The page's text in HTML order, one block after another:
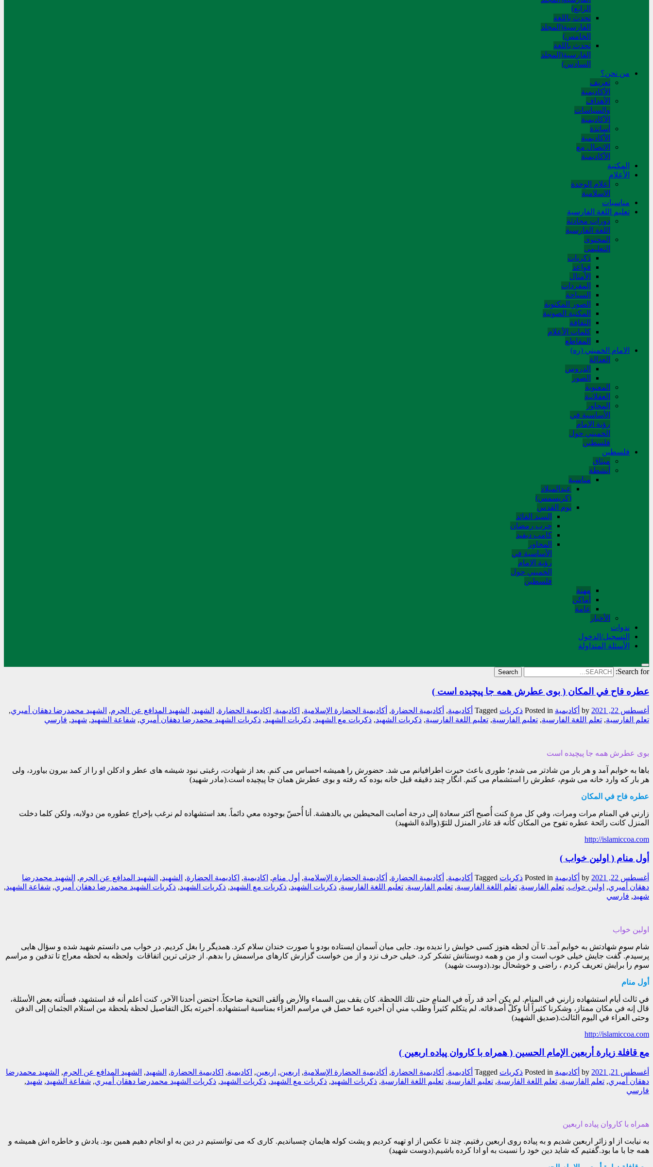
الرابع)
تحدث باللغة
الفارسية(المجلد
الخامس)
تحدث باللغة
الفارسية(المجلد
السادس)
من نحن؟
تعريف
الأكاديمية
الأهداف
والسياسات
الأكاديمية
أساتذة
الأكاديمية
الاتصال مع
الأكاديمية
المکتبة
الأعلام
أعلام الوحدة
الاسلامية
مناسبات
تعلیم اللغة الفارسیة
دورات محادثة
اللغة الفارسیة
المحتوی
التعلیمی
ذکریات
قواعد
الأمثال
المفردات
السیاحة
الصور المکتوبة
المکتبة الصوتیة
الثقافة
کلمات الأعلام
المقاطع
الامام الخميني (ره)
العدالة
الدروس
الصور
المعنوية
العقلانية
المحاور
الأساسیة في
رؤیة الإمام
الخمیني حول
فلسطین
فلسطین
میثاق
أنشطة
مناسبة
عیدالمیلاد
(کریسمس)
یوم القدس
السید القائد
حرب رمضان
کامب دیفید
المحاور
الأساسية في
رؤية الإمام
الخميني حول
فلسطین
مهنة
أماکن
عامة
الأخبار
ندوات
التسجیل/الدخول
الأسئلة المتداولة
Search for:
عطره فاح في المكان ( بوی عطرش همه جا پیچیده است )
أغسطس 22, 2021 أکادیمیة Posted in ذکریات Tagged أكاديمية, أكاديمية الحضارة, أكاديمية الحضارة الإسلامية, اكاديمية, اكاديمية الحضارة, الشهيد, الشهيد المدافع عن الحرم, الشهيد محمدرضا دهقان أميري,
تعلم الفارسية, تعلم اللغة الفارسية, تعليم الفارسية, تعليم اللغة الفارسية, ذكريات الشهيد, ذكريات مع الشهيد, ذکريات الشهيد, ذکريات الشهيد محمدرضا دهقان أميري, شفاعة الشهيد, شهيد, فارسي
بوی عطرش همه جا پیچیده است
باها به خوابم آمد و هر بار من شادتر می شدم؛ طوری باعث حیرت اطرافیانم می شد. حضورش را همیشه احساس می کنم. بعد از شهادت، رغبتی نبود شیشه های عطر و ادکلن او را از کمد بیرون بیاورد، ولی
هر بار که وارد خانه می شوم، عطرش را استشمام می کنم. انگار چند دقیقه قبل خانه بوده که رفته و بوی عطرش همان جا پیچیده است.(مادر شهید)
عطره فاح في المكان
زارني في المنام مرات ومرات، وفي كل مرة كنت أُصبح أكثر سعادة إلى درجة أصابت المحيطين بي بالدهشة. أنا أُحسّ بوجوده معي دائماً. بعد استشهاده لم نرغب بإخراج عطوره من دولابه، ولكن كلما دخلت
المنزل كانت رائحة عطره تفوح من المكان كأنه قد غادر المنزل للتوّ.(والدة الشهيد)
http://islamiccoa.com
أول منام ( اولین خواب )
أغسطس 22, 2021 أکادیمیة Posted in ذکریات Tagged أكاديمية, أكاديمية الحضارة, أكاديمية الحضارة الإسلامية, أول منام, اكاديمية, اكاديمية الحضارة, الشهيد, الشهيد المدافع عن الحرم, الشهيد محمدرضا
دهقان أميري, اولين خواب, تعلم الفارسية, تعلم اللغة الفارسية, تعليم الفارسية, تعليم اللغة الفارسية, ذكريات الشهيد, ذكريات مع الشهيد, ذکريات الشهيد, ذکريات الشهيد محمدرضا دهقان أميري, شفاعة الشهيد,
شهيد, فارسي
اولین خواب
شام سوم شهادتش به خوابم آمد. تا آن لحظه هنوز کسی خوابش را ندیده بود. جایی میان آسمان ایستاده بودو با صورت خندان سلام کرد. همدیگر را بغل کردیم. در خواب می دانستم شهید شده و سؤال هایی
پرسیدم. گفت جایش خیلی خوب است و از من و همه دوستانش تشکر کرد. خیلی حرف نزد و از من خواست گزارش کارهای مراسمش را بدهم. از جزئی ترین اتفاقات ولحظه به لحظه معراج تا تدفین و مراسم
سوم را برایش تعریف کردم ، راضی و خوشحال بود.(دوست شهید)
أول منام
في ثالث أيام استشهاده زارني في المنام. لم يكن أحد قد رآه في المنام حتى تلك اللحظة. كان يقف بين السماء والأرض وألقى التحية ضاحكاً. احتضن أحدنا الآخر، كنت أعلم أنه قد استشهد، فسألته بعض الأسئلة،
قال إنه في مكان ممتاز، وشكرنا كثيراً أنا وكلّ أصدقائه. لم يتكلم كثيراً وطلب مني أن أخبره عما حصل في مراسم العزاء بمناسبة استشهاده. أخبرته بكل التفاصيل لحظة بلحظة من استلام الجثمان إلى الدفن
وحتى العزاء في اليوم الثالث.(صديق الشهيد)
http://islamiccoa.com
مع قافلة زيارة أربعين الإمام الحسين ( همراه با کاروان پیاده اربعین )
أغسطس 21, 2021 أکادیمیة Posted in ذکریات Tagged أكاديمية, أكاديمية الحضارة, أكاديمية الحضارة الإسلامية, اربعين, اربعین, اكاديمية, اكاديمية الحضارة, الشهيد, الشهيد المدافع عن الحرم, الشهيد محمدرضا
دهقان أميري, تعلم الفارسية, تعلم اللغة الفارسية, تعليم الفارسية, تعليم اللغة الفارسية, ذكريات الشهيد, ذكريات مع الشهيد, ذکريات الشهيد, ذکريات الشهيد محمدرضا دهقان أميري, شفاعة الشهيد, شهيد,
فارسي
همراه با کاروان پیاده اربعین
به نیابت از او زائر اربعین شدیم و به پیاده روی اربعین رفتیم. چند تا عکس از او تهیه کردیم و پشت کوله هایمان چسباندیم. کاری که می توانستیم در دین به او انجام دهیم همین بود. یادش و خاطره اش همیشه و
همه جا با ما بود.گفتیم که شاید دین خود را نسبت به او ادا کرده باشیم.(دوست شهید)